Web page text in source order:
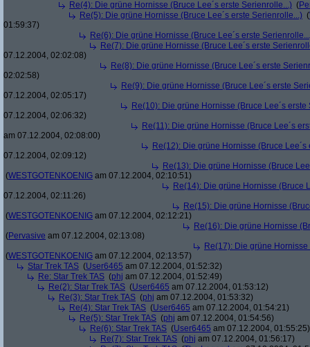
Re(4): Die grüne Hornisse (Bruce Lee´s erste Serienrolle...) (
Re(5): Die grüne Hornisse (Bruce Lee´s erste Serienrolle...) (
01:59:37)
Re(6): Die grüne Hornisse (Bruce Lee´s erste
Re(7): Die grüne Hornisse (Bruce Lee´s erste
07.12.2004, 02:02:08)
Re(8): Die grüne Hornisse (Bruce Lee´s erste
02:02:58)
Re(9): Die grüne Hornisse (Bruce Lee´s erste
07.12.2004, 02:05:17)
Re(10): Die grüne Hornisse (Bruce Lee´s erste
07.12.2004, 02:06:32)
Re(11): Die grüne Hornisse (Bruce Lee´s
am 07.12.2004, 02:08:00)
Re(12): Die grüne Hornisse (Bruce
07.12.2004, 02:09:12)
Re(13): Die grüne Hornisse (Bruce
(WESTGOTENKOENIG am 07.12.2004, 02:10:51)
Re(14): Die grüne Hornisse (Bruce
07.12.2004, 02:11:26)
Re(15): Die grüne Hornisse
(WESTGOTENKOENIG am 07.12.2004, 02:12:21)
Re(16): Die grüne Hornisse
(Pervasive am 07.12.2004, 02:13:08)
Re(17): Die grüne
(WESTGOTENKOENIG am 07.12.2004, 02:13:57)
Star Trek TAS (User6465 am 07.12.2004, 01:52:32)
Re: Star Trek TAS (phj am 07.12.2004, 01:52:49)
Re(2): Star Trek TAS (User6465 am 07.12.2004, 01:53:12)
Re(3): Star Trek TAS (phj am 07.12.2004, 01:53:32)
Re(4): Star Trek TAS (User6465 am 07.12.2004, 01:54:21)
Re(5): Star Trek TAS (phj am 07.12.2004, 01:54:56)
Re(6): Star Trek TAS (User6465 am 07.12.2004, 01:55:25)
Re(7): Star Trek TAS (phj am 07.12.2004, 01:56:17)